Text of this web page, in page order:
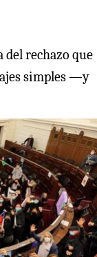
del rechazo que
simples —y